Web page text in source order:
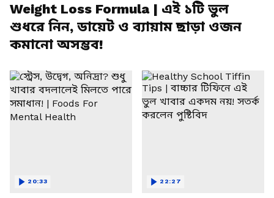
Weight Loss Formula | এই ১টি ভুল
শুধরে নিন, ডায়েট ও ব্যায়াম ছাড়া ওজন
কমানো অসম্ভব!
20:33 22:27